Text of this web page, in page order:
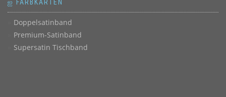
ஐ FARBKARTEN
Doppelsatinband
Premium-Satinband
Supersatin Tischband